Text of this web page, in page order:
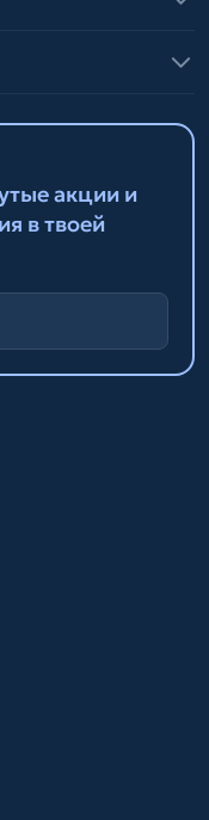
акции и
в твоей